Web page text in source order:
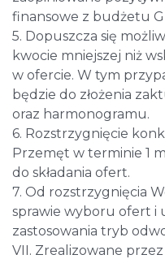
finansowe z budżetu
5. Dopuszcza się
kwocie mniejszej niż
w ofercie. W tym
będzie do złożenia
oraz harmonogramu.
6. Rozstrzygnięcie
Przemęt w terminie 1
do składania ofert.
7. Od rozstrzygnięcia
sprawie wyboru ofert i
zastosowania tryb
VII. Zrealizowane